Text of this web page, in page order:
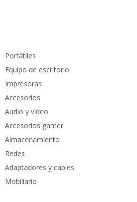
Portátiles
Equipo de escritorio
Impresoras
Accesorios
Audio y video
Accesorios gamer
Almacenamiento
Redes
Adaptadores y cables
Mobiliario